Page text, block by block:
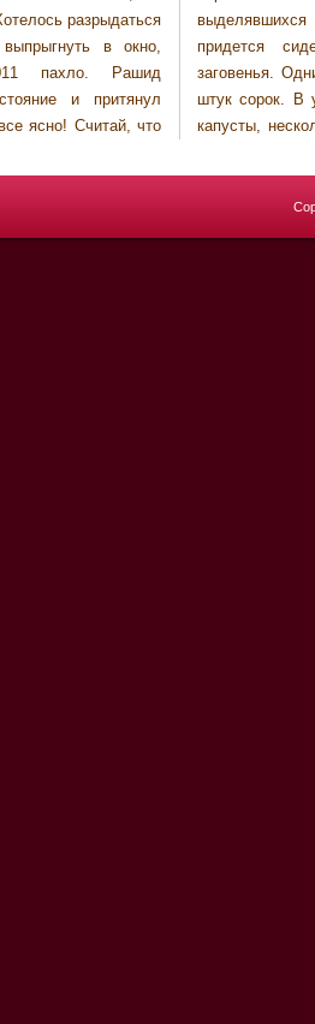
разрыдаться
в окно,
пахло. Рашид
и притянул
ясно! Считай, что
Вдруг нам
до мартышкиного
банок с соленьями
бочонок квашеной
картошки лежит.